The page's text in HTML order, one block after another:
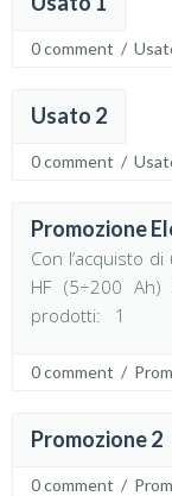
26
Mar
0 comment
  /
26
Mar
Usato 2
0 comment
  /
25
Promozione
Con l’acquisto di
HF (5÷200
prodotti: 1
0 comment
  /
25
Mar
Promozione 2
0 comment
  /